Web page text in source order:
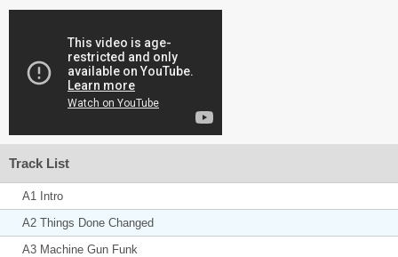
Track List
A1 Intro
A2 Things Done Changed
A3 Machine Gun Funk